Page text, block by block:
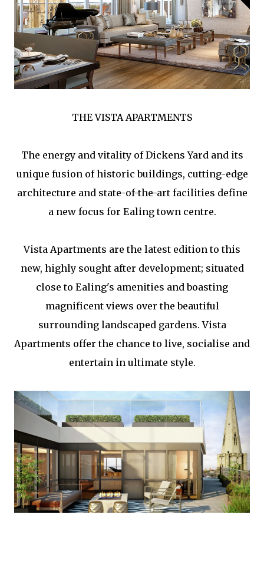
THE VISTA APARTMENTS
The energy and vitality of Dickens Yard and its
unique fusion of historic buildings, cutting-edge
architecture and state-of-the-art facilities define
a new focus for Ealing town centre.
Vista Apartments are the latest edition to this
new, highly sought after development; situated
close to Ealing's amenities and boasting
magnificent views over the beautiful
surrounding landscaped gardens. Vista
Apartments offer the chance to live, socialise and
entertain in ultimate style.